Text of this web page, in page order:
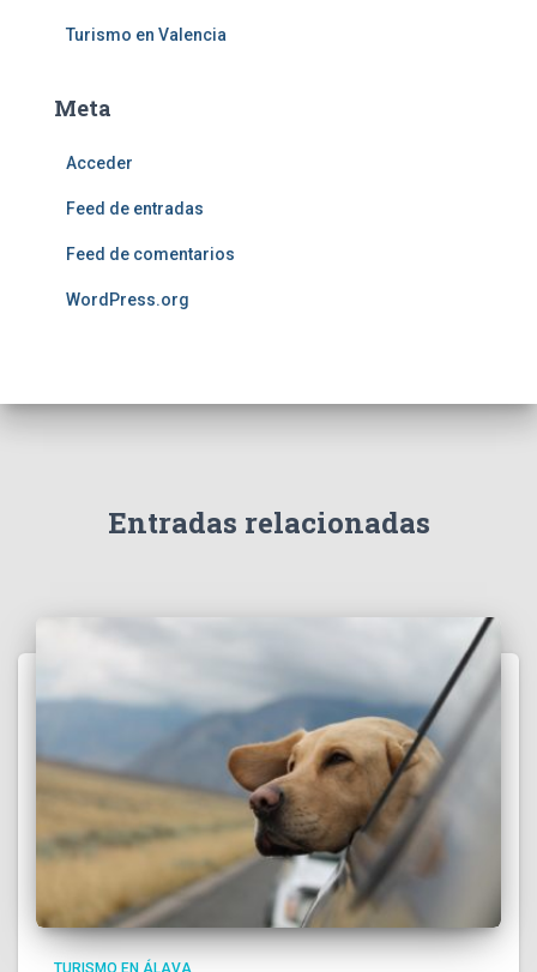
Turismo en Valencia
Meta
Acceder
Feed de entradas
Feed de comentarios
WordPress.org
Entradas relacionadas
TURISMO EN ÁLAVA